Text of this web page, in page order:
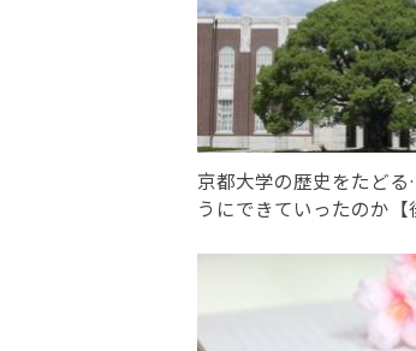
京都大学の歴史をたど
うにできていったのか【